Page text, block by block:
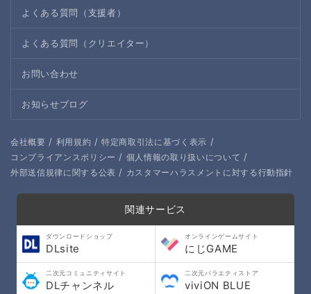
よくある質問（支援者）
よくある質問（クリエイター）
お問い合わせ
お知らせブログ
会社概要 / 利用規約 / 特定商取引法に基づく表示 /
コンプライアンスポリシー / 個人情報の取り扱いについて /
外部送信規律に関する公表 / カスタマーハラスメントに対する行動指針
関連サービス
ダウンロードショップ
DLsite
オンラインゲームサイト
にじGAME
二次元コミュニティサイト
DLチャンネル
二次元バラエティストア
viviON BLUE